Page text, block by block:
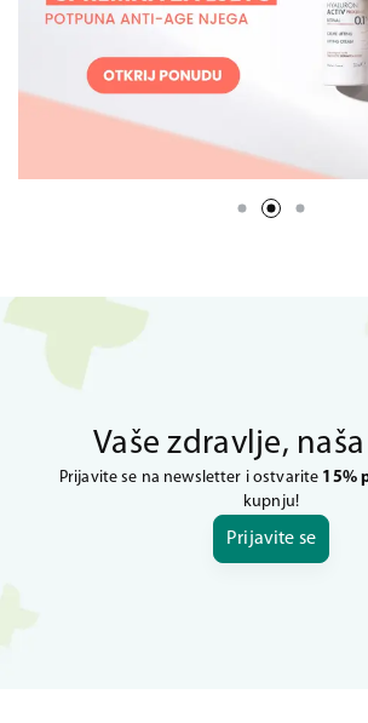
Vaše zdravlje,
Prijavite se na newsletter i ostvarite 15%
kupnju!
Prijavite se